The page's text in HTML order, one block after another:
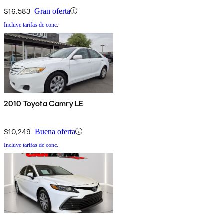
$16,583 Gran oferta
Incluye tarifas de conc.
2010 Toyota Camry LE
$10,249 Buena oferta
Incluye tarifas de conc.